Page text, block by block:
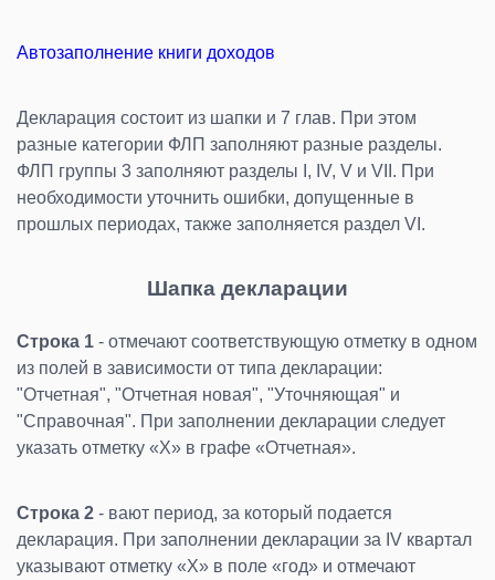
Автозаполнение книги доходов
Декларация состоит из шапки и 7 глав. При этом
разные категории ФЛП заполняют разные разделы.
ФЛП группы 3 заполняют разделы I, IV, V и VІІ. При
необходимости уточнить ошибки, допущенные в
прошлых периодах, также заполняется раздел VI.
Шапка декларации
Строка 1 - отмечают соответствующую отметку в одном
из полей в зависимости от типа декларации:
"Отчетная", "Отчетная новая", "Уточняющая" и
"Справочная". При заполнении декларации следует
указать отметку «Х» в графе «Отчетная».
Строка 2 - вают период, за который подается
декларация. При заполнении декларации за IV квартал
указывают отметку «Х» в поле «год» и отмечают